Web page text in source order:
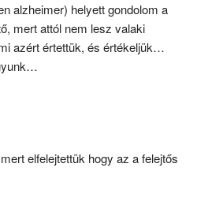
alzheimer) helyett gondolom a
mert attól nem lesz valaki
azért értettük, és értékeljük…
elfelejtettük hogy az a felejtős